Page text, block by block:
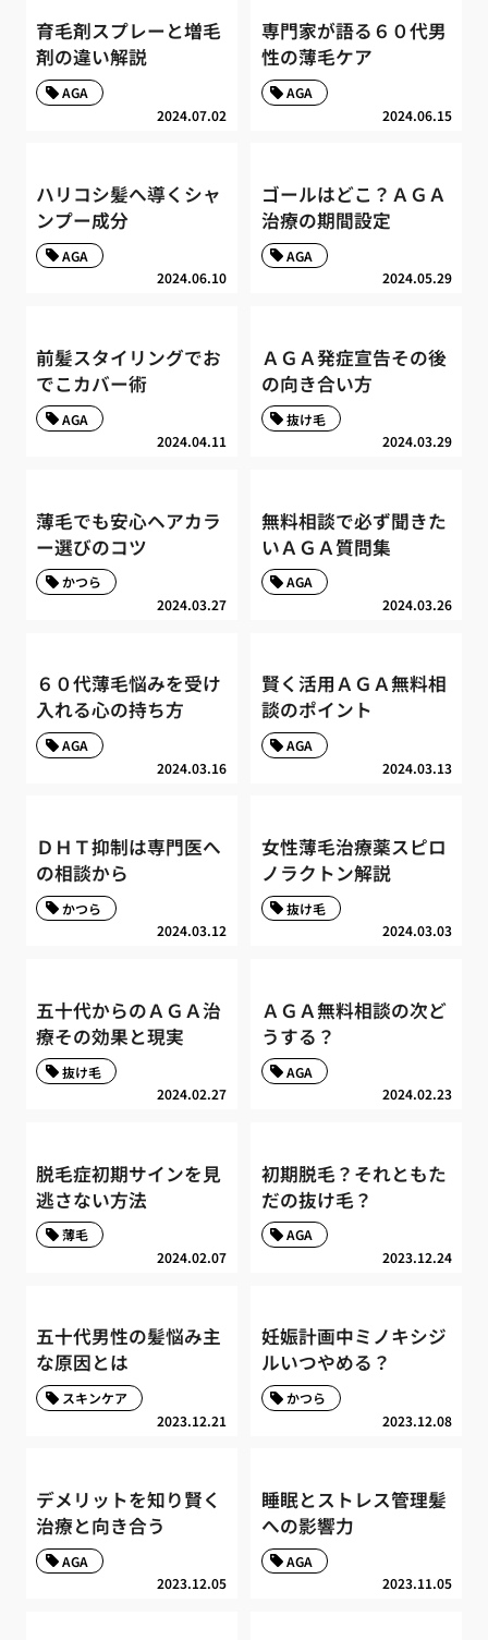
育毛剤スプレーと増毛
剤の違い解説
2024.07.02
AGA
専門家が語る６０代男
性の薄毛ケア
2024.06.15
AGA
ハリコシ髪へ導くシャ
ンプー成分
2024.06.10
AGA
ゴールはどこ？ＡＧＡ
治療の期間設定
2024.05.29
AGA
前髪スタイリングでお
でこカバー術
2024.04.11
AGA
ＡＧＡ発症宣告その後
の向き合い方
2024.03.29
抜け毛
薄毛でも安心ヘアカラ
ー選びのコツ
2024.03.27
かつら
無料相談で必ず聞きた
いＡＧＡ質問集
2024.03.26
AGA
６０代薄毛悩みを受け
入れる心の持ち方
2024.03.16
AGA
賢く活用ＡＧＡ無料相
談のポイント
2024.03.13
AGA
ＤＨＴ抑制は専門医へ
の相談から
2024.03.12
かつら
女性薄毛治療薬スピロ
ノラクトン解説
2024.03.03
抜け毛
五十代からのＡＧＡ治
療その効果と現実
2024.02.27
抜け毛
ＡＧＡ無料相談の次ど
うする？
2024.02.23
AGA
脱毛症初期サインを見
逃さない方法
2024.02.07
薄毛
初期脱毛？それともた
だの抜け毛？
2023.12.24
AGA
五十代男性の髪悩み主
な原因とは
2023.12.21
スキンケア
妊娠計画中ミノキシジ
ルいつやめる？
2023.12.08
かつら
デメリットを知り賢く
治療と向き合う
2023.12.05
AGA
睡眠とストレス管理髪
への影響力
2023.11.05
AGA